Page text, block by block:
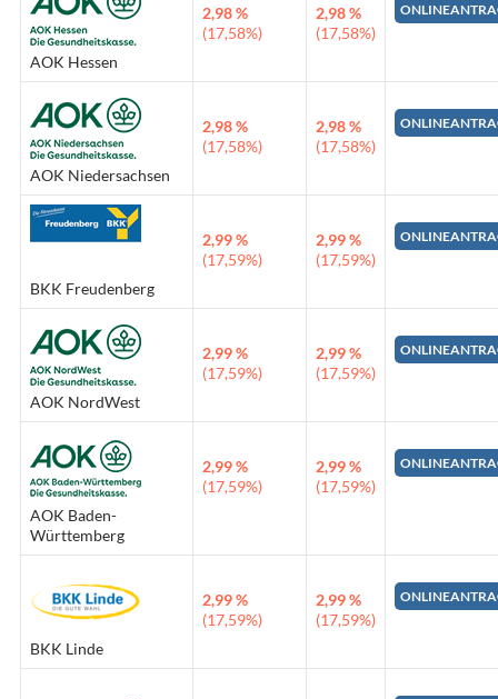
AOK Hessen
2,98 %
(17,58%)
2,98 %
(17,58%)
AOK Niedersachsen
2,98 %
(17,58%)
2,98 %
(17,58%)
BKK Freudenberg
2,99 %
(17,59%)
2,99 %
(17,59%)
AOK NordWest
2,99 %
(17,59%)
2,99 %
(17,59%)
AOK Baden-
Württemberg
2,99 %
(17,59%)
2,99 %
(17,59%)
BKK Linde
2,99 %
(17,59%)
2,99 %
(17,59%)